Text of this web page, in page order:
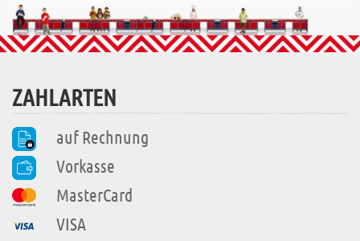
ZAHLARTEN
auf Rechnung
Vorkasse
MasterCard
VISA